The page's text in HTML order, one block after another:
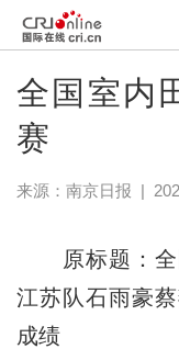
全国室内
赛
来源： 南京日报 |
原标题：全
江苏队石雨豪
成绩